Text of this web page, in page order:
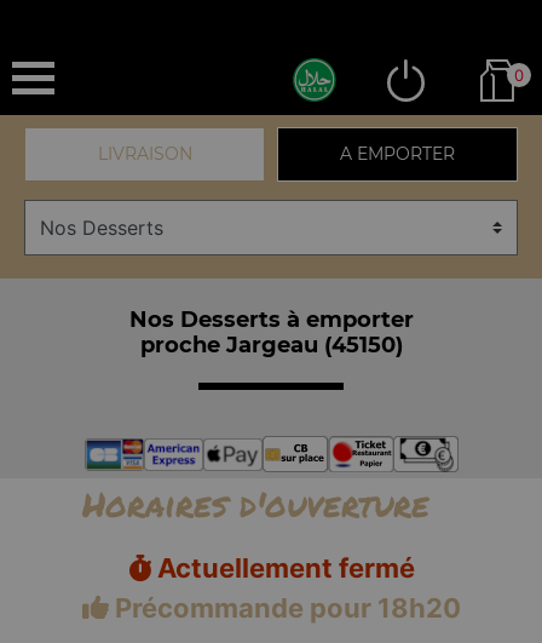
0
LIVRAISON A EMPORTER
Nos Desserts à emporter
proche Jargeau (45150)
Horaires d'ouverture
Actuellement fermé
Précommande pour 18h20